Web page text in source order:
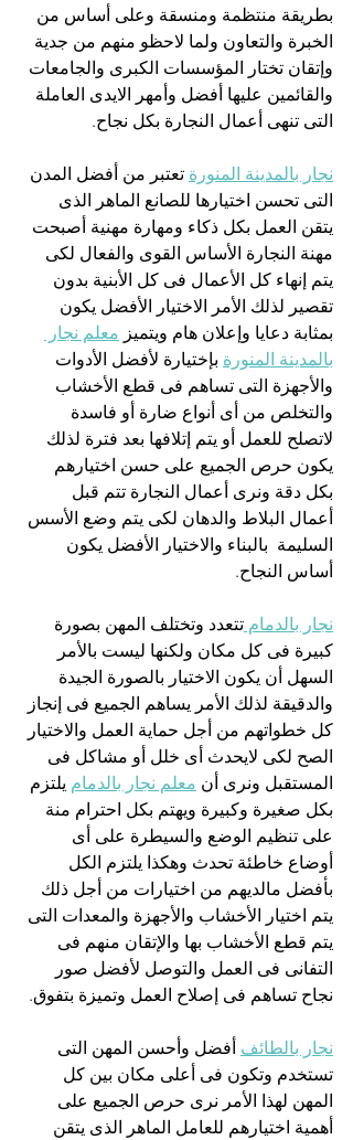
بطريقة منتظمة ومنسقة وعلى أساس من
الخبرة والتعاون ولما لاحظو منهم من جدية
وإتقان تختار المؤسسات الكبرى والجامعات
والقائمين عليها أفضل وأمهر الايدى العاملة
التى تنهى أعمال النجارة بكل نجاح.
نجار بالمدينة المنورة تعتبر من أفضل المدن
التى تحسن اختيارها للصانع الماهر الذى
يتقن العمل بكل ذكاء ومهارة مهنية أصبحت
مهنة النجارة الأساس القوى والفعال لكى
يتم إنهاء كل الأعمال فى كل الأبنية بدون
تقصير لذلك الأمر الاختيار الأفضل يكون
بمثابة دعايا وإعلان هام ويتميز معلم نجار
بالمدينة المنورة بإختيارة لأفضل الأدوات
والأجهزة التى تساهم فى قطع الأخشاب
والتخلص من أى أنواع ضارة أو فاسدة
لاتصلح للعمل أو يتم إتلافها بعد فترة لذلك
يكون حرص الجميع على حسن اختيارهم
بكل دقة ونرى أعمال النجارة تتم قبل
أعمال البلاط والدهان لكى يتم وضع الأسس
السليمة  بالبناء والاختيار الأفضل يكون
أساس النجاح.
نجار بالدمام تتعدد وتختلف المهن بصورة
كبيرة فى كل مكان ولكنها ليست بالأمر
السهل أن يكون الاختيار بالصورة الجيدة
والدقيقة لذلك الأمر يساهم الجميع فى إنجاز
كل خطواتهم من أجل حماية العمل والاختيار
الصح لكى لايحدث أى خلل أو مشاكل فى
المستقبل ونرى أن معلم نجار بالدمام يلتزم
بكل صغيرة وكبيرة ويهتم بكل احترام منة
على تنظيم الوضع والسيطرة على أى
أوضاع خاطئة تحدث وهكذا يلتزم الكل
بأفضل مالديهم من اختيارات من أجل ذلك
يتم اختيار الأخشاب والأجهزة والمعدات التى
يتم قطع الأخشاب بها والإتقان منهم فى
التفانى فى العمل والتوصل لأفضل صور
نجاح تساهم فى إصلاح العمل وتميزة بتفوق.
نجار بالطائف أفضل وأحسن المهن التى
تستخدم وتكون فى أعلى مكان بين كل
المهن لهذا الأمر نرى حرص الجميع على
أهمية اختيارهم للعامل الماهر الذى يتقن